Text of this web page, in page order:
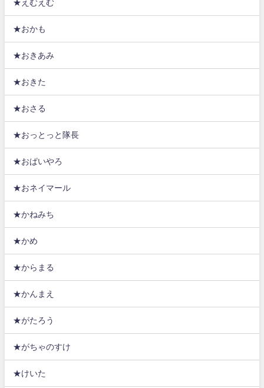
★えむえむ
★おかも
★おきあみ
★おきた
★おさる
★おっとっと隊長
★おぱいやろ
★おネイマール
★かねみち
★かめ
★からまる
★かんまえ
★がたろう
★がちゃのすけ
★けいた